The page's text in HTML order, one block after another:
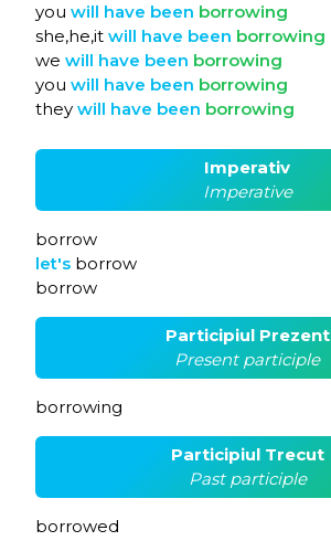
you will have been borrowing
she,he,it will have been borrowing
we will have been borrowing
you will have been borrowing
they will have been borrowing
Imperativ
Imperative
borrow
let's borrow
borrow
Participiul Prezent
Present participle
borrowing
Participiul Trecut
Past participle
borrowed